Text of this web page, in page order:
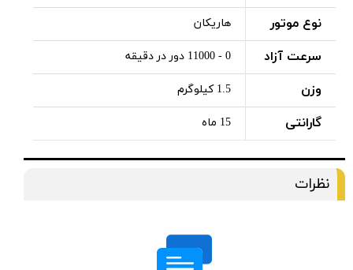
نوع موتور هاریکان
سرعت آزاد 0 - 11000 دور در دقیقه
وزن 1.5 کیلوگرم
گارانتی 15 ماه
نظرات